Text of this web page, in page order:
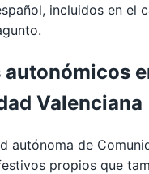
incluidos en el
autonómicos
Valenciana
autónoma de
propios que